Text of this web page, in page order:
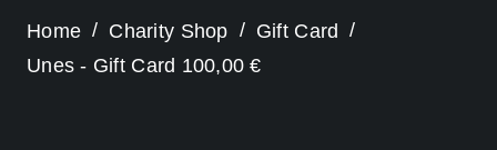
Home Charity Shop
Gift Card
Unes - Gift Card 100,00 €